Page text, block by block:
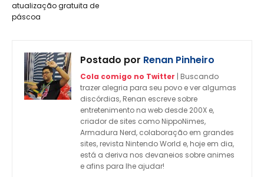
atualização gratuita de
páscoa
Postado por Renan Pinheiro
Cola comigo no Twitter | Buscando
trazer alegria para seu povo e ver algumas
discórdias, Renan escreve sobre
entretenimento na web desde 200X e,
criador de sites como NippoNimes,
Armadura Nerd, colaboração em grandes
sites, revista Nintendo World e, hoje em dia,
está a deriva nos devaneios sobre animes
e afins para lhe ajudar!